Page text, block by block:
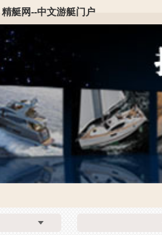
精艇网--中文游艇门户